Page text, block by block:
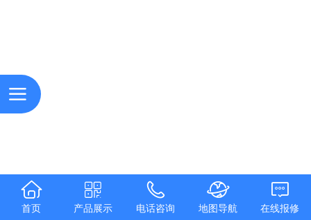
首页 产品展示 电话咨询 地图导航 在线报修